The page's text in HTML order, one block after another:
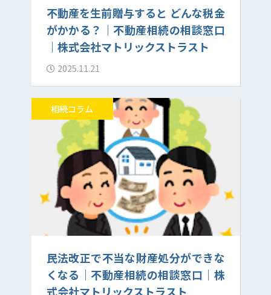
不動産を生前贈与すると どんな税金
がかかる？｜不動産相続の相談窓口
｜株式会社マトリックストラスト
2025.11.21
民法改正で不当な財産処分ができな
くなる｜不動産相続の相談窓口｜株
式会社マトリックストラスト
相続コラム